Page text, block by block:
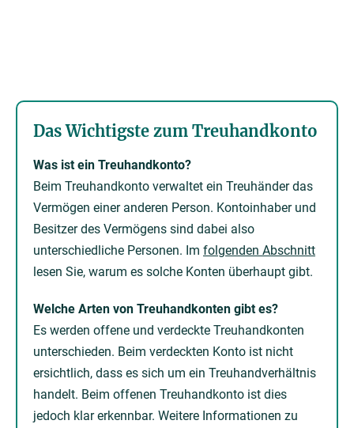
Das Wichtigste zum Treuhandkonto
Was ist ein Treuhandkonto?
Beim Treuhandkonto verwaltet ein Treuhänder das
Vermögen einer anderen Person. Kontoinhaber und
Besitzer des Vermögens sind dabei also
unterschiedliche Personen. Im folgenden Abschnitt
lesen Sie, warum es solche Konten überhaupt gibt.
Welche Arten von Treuhandkonten gibt es?
Es werden offene und verdeckte Treuhandkonten
unterschieden. Beim verdeckten Konto ist nicht
ersichtlich, dass es sich um ein Treuhandverhältnis
handelt. Beim offenen Treuhandkonto ist dies
jedoch klar erkennbar. Weitere Informationen zu